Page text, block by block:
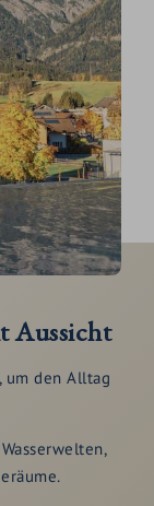
Aussicht
den Alltag